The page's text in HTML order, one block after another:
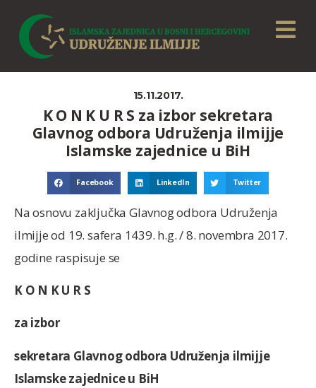
15.11.2017.
K O N K U R S za izbor sekretara
Glavnog odbora Udruženja ilmijje
Islamske zajednice u BiH
Facebook LinkedIn Twitter
Na osnovu zaključka Glavnog odbora Udruženja
ilmijje od 19. safera 1439. h.g. / 8. novembra 2017.
godine raspisuje se
K O N K U R S
za izbor
sekretara Glavnog odbora Udruženja ilmijje
Islamske zajednice u BiH